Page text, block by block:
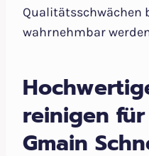
Qualitätsschwächen
wahrnehmbar
reinigen
Gmain